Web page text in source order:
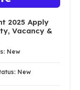
2025 Apply
Vacancy &
New
New